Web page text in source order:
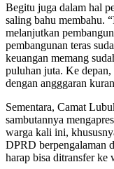
Begitu juga dalam hal
saling bahu membahu.
melanjutkan
pembangunan teras
keuangan memang
puluhan juta. Ke
dengan angggaran
Sementara, Camat
sambutannya
warga kali ini,
DPRD berpengalaman
harap bisa ditransfer ke